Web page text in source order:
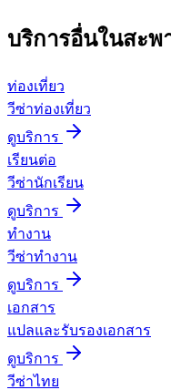
บริการอื่นในสะพ
ท่องเที่ยว
วีซ่าท่องเที่ยว
ดูบริการ
เรียนต่อ
วีซ่านักเรียน
ดูบริการ
ทำงาน
วีซ่าทำงาน
ดูบริการ
เอกสาร
แปลและรับรองเอกสาร
ดูบริการ
วีซ่าไทย